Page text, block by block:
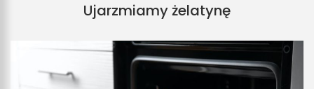
Ujarzmiamy żelatynę